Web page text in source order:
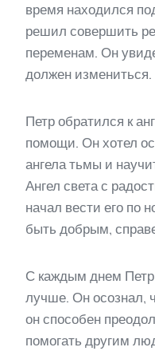
время находился
решил совершить
переменам. Он
должен измениться.
Петр обратился к
помощи. Он хотел
ангела тьмы и
Ангел света с
начал вести его по
быть добрым,
С каждым днем
лучше. Он осознал,
он способен
помогать другим